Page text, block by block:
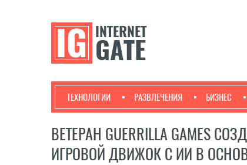
ТЕХНОЛОГИИ РАЗВЛЕЧЕНИЯ БИЗНЕС
ВЕТЕРАН GUERRILLA GAMES
ИГРОВОЙ ДВИЖОК С ИИ В